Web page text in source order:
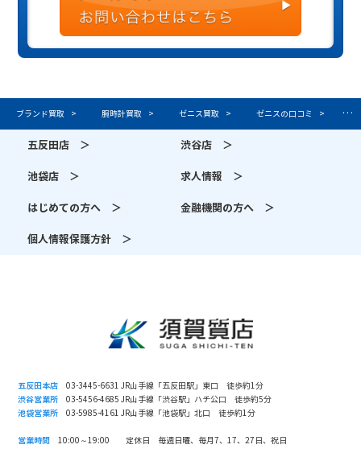
ブランド買取 腕時計買取 ゼニス買取 ゼニスの口コミ 親
五反田店 ＞ 渋谷店 ＞
池袋店 ＞ 求人情報 ＞
はじめての方へ ＞ 金融機関の方へ ＞
個人情報保護方針 ＞
五反田本店 03-3445-6631 JR山手線「五反田駅」東口 徒歩約1分
渋谷営業所 03-5456-4685 JR山手線「渋谷駅」ハチ公口 徒歩約5分
池袋営業所 03-5985-4161 JR山手線「池袋駅」北口 徒歩約1分
営業時間 10:00～19:00 定休日 毎週日曜、毎月7、17、27日、祝日